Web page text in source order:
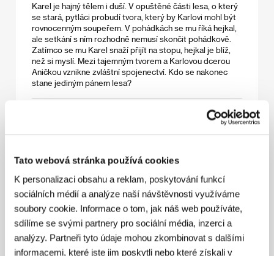
Tato webová stránka používá cookies
K personalizaci obsahu a reklam, poskytování funkcí
sociálních médií a analýze naší návštěvnosti využíváme
soubory cookie. Informace o tom, jak náš web používáte,
sdílíme se svými partnery pro sociální média, inzerci a
analýzy. Partneři tyto údaje mohou zkombinovat s dalšími
informacemi, které jste jim poskytli nebo které získali v
Karel je hajný tělem i duší. V opuštěné části lesa, o který
se stará, pytláci probudí tvora, který by Karlovi mohl být
rovnocenným soupeřem. V pohádkách se mu říká hejkal,
ale setkání s ním rozhodně nemusí skončit pohádkově.
Zatímco se mu Karel snaží přijít na stopu, hejkal je blíž,
než si myslí. Mezi tajemným tvorem a Karlovou dcerou
Aničkou vznikne zvláštní spojenectví. Kdo se nakonec
stane jediným pánem lesa?
5 min
Jak by vypadalo legendárníOsvíceníStanleyho Kubricka,
kdyby mu ho z rukou vytrhli šílení fanoušci? Z odlehlého
hotelu by udělali království fast foodu, z děsivých
holčiček brejkující tanečnice a z Jacka Nicholsona
obživlou porci kuřete. Celé menu doplňuje bezedný
kelímek ujetého humoru a extra nespoutaná animace.